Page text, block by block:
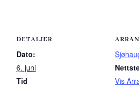
DETALJER
Dato:
6. juni
Tid
Vis